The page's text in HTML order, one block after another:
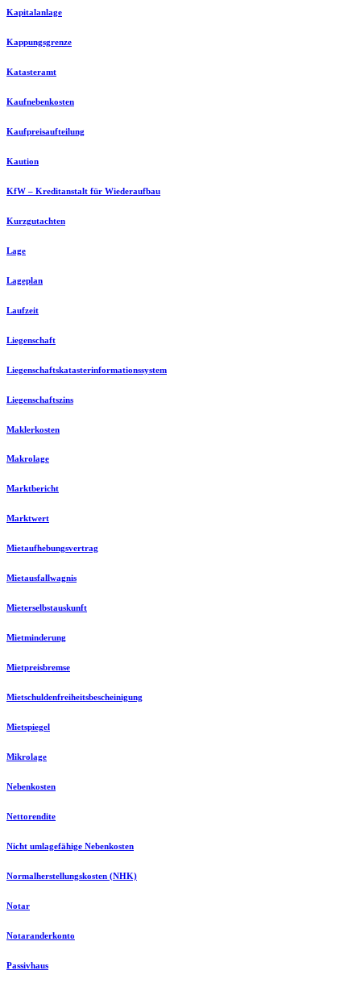
Kapitalanlage
Kappungsgrenze
Katasteramt
Kaufnebenkosten
Kaufpreisaufteilung
Kaution
KfW – Kreditanstalt für Wiederaufbau
Kurzgutachten
Lage
Lageplan
Laufzeit
Liegenschaft
Liegenschaftskatasterinformationssystem
Liegenschaftszins
Maklerkosten
Makrolage
Marktbericht
Marktwert
Mietaufhebungsvertrag
Mietausfallwagnis
Mieterselbstauskunft
Mietminderung
Mietpreisbremse
Mietschuldenfreiheitsbescheinigung
Mietspiegel
Mikrolage
Nebenkosten
Nettorendite
Nicht umlagefähige Nebenkosten
Normalherstellungskosten (NHK)
Notar
Notaranderkonto
Passivhaus